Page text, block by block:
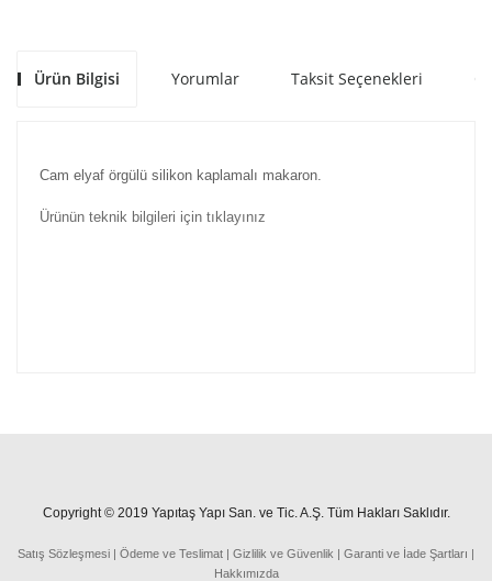
Ürün Bilgisi Yorumlar Taksit Seçenekleri
Cam elyaf örgülü silikon kaplamalı makaron.
Ürünün teknik bilgileri için tıklayınız
Copyright © 2019 Yapıtaş Yapı San. ve Tic. A.Ş. Tüm Hakları Saklıdır.
Satış Sözleşmesi | Ödeme ve Teslimat | Gizlilik ve Güvenlik | Garanti ve İade Şartları |
Hakkımızda